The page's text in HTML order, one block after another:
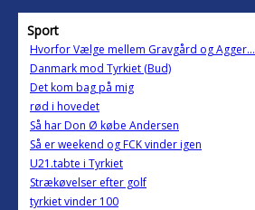
Sport
Hvorfor Vælge mellem Gravgård og Agger...
Danmark mod Tyrkiet (Bud)
Det kom bag på mig
rød i hovedet
Så har Don Ø købe Andersen
Så er weekend og FCK vinder igen
U21.tabte i Tyrkiet
Strækøvelser efter golf
tyrkiet vinder 100